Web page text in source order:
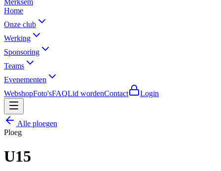
Merksem
Home
Onze club
Werking
Sponsoring
Teams
Evenementen
WebshopFoto'sFAQLid wordenContact Login
Alle ploegen
Ploeg
U15